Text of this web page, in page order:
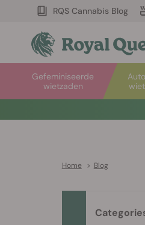
RQS Cannabis Blog
Gefeminiseerde
wietzaden
Home > Blog